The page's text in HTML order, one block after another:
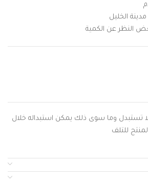
الخليل
النظر عن الكمية
لا تستبدل وما سوى ذلك يمكن استبداله خلال